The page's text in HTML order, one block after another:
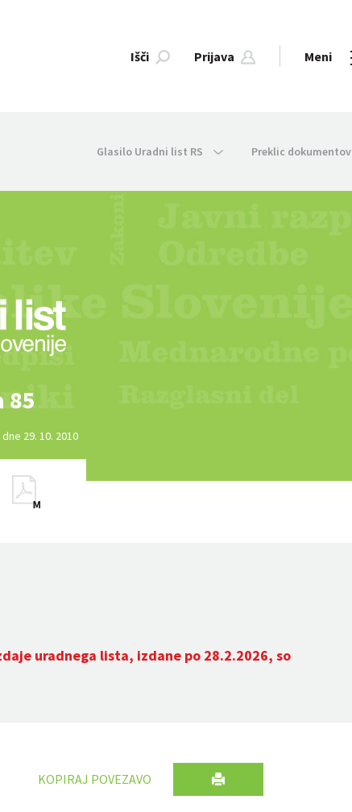
Išči Prijava Meni
Glasilo Uradni list RS Preklic dokumentov
85
29. 10. 2010
uradnega lista, izdane po 28.2.2026, so
KOPIRAJ POVEZAVO